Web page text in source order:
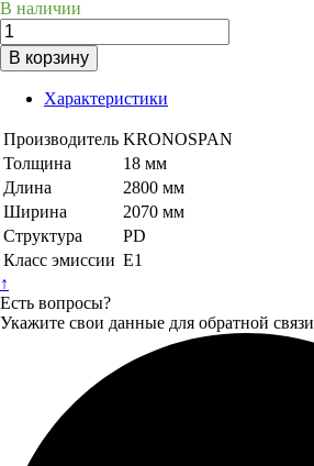
В наличии
В корзину
Характеристики
Производитель KRONOSPAN
Толщина
18 мм
Длина
2800 мм
Ширина
2070 мм
Структура
PD
Класс эмиссии Е1
↑
Есть вопросы?
Укажите свои данные для обратной связи